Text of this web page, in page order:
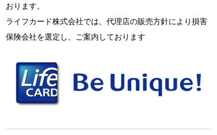
おります。
ライフカード株式会社では、代理店の販売方針により損害
保険会社を選定し、ご案内しております